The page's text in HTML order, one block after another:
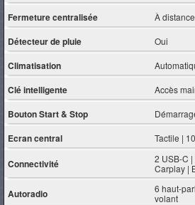
Fermeture centralisée À distance
Détecteur de pluie Oui
Climatisation
Clé intelligente Accès
Bouton Start & Stop
Ecran central Tactile |
Connectivité
2 USB-C
Carplay |
Autoradio
6 haut-
volant